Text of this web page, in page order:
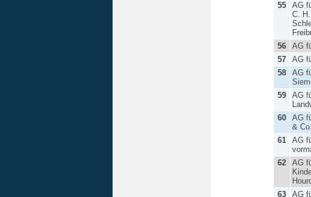
55
AG
C.
56 AG
57
AG
58
AG
59
AG
60
AG
& Co.
61
AG
62
AG
63
AG